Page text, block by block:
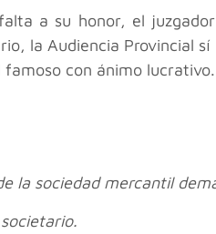
a su honor, el
la Audiencia Provincial sí
con ánimo lucrativo.
la sociedad mercantil